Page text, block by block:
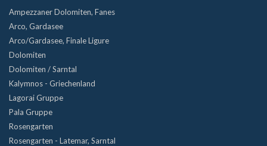
Ampezzaner Dolomiten, Fanes
Arco, Gardasee
Arco/Gardasee, Finale Ligure
Dolomiten
Dolomiten / Sarntal
Kalymnos - Griechenland
Lagorai Gruppe
Pala Gruppe
Rosengarten
Rosengarten - Latemar, Sarntal